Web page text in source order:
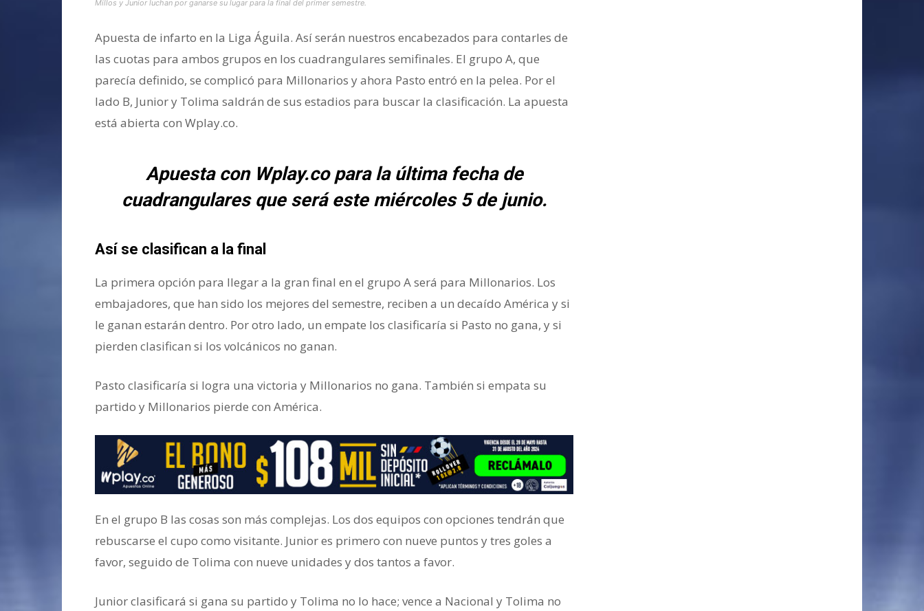
Millos y Junior luchan por ganarse su lugar para la final del primer semestre.
Apuesta de infarto en la Liga Águila. Así serán nuestros encabezados para contarles de
las cuotas para ambos grupos en los cuadrangulares semifinales. El grupo A, que
parecía definido, se complicó para Millonarios y ahora Pasto entró en la pelea. Por el
lado B, Junior y Tolima saldrán de sus estadios para buscar la clasificación. La apuesta
está abierta con Wplay.co.
Apuesta con Wplay.co para la última fecha de
cuadrangulares que será este miércoles 5 de junio.
Así se clasifican a la final
La primera opción para llegar a la gran final en el grupo A será para Millonarios. Los
embajadores, que han sido los mejores del semestre, reciben a un decaído América y si
le ganan estarán dentro. Por otro lado, un empate los clasificaría si Pasto no gana, y si
pierden clasifican si los volcánicos no ganan.
Pasto clasificaría si logra una victoria y Millonarios no gana. También si empata su
partido y Millonarios pierde con América.
En el grupo B las cosas son más complejas. Los dos equipos con opciones tendrán que
rebuscarse el cupo como visitante. Junior es primero con nueve puntos y tres goles a
favor, seguido de Tolima con nueve unidades y dos tantos a favor.
Junior clasificará si gana su partido y Tolima no lo hace; vence a Nacional y Tolima no